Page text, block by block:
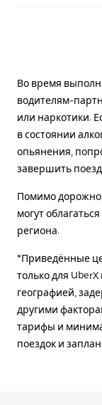
Во время
водителям-
или наркотики.
в состоянии
опьянения,
завершить
Помимо
могут
региона.
*Приведённые
только для
географией,
другими
тарифы и
поездок и